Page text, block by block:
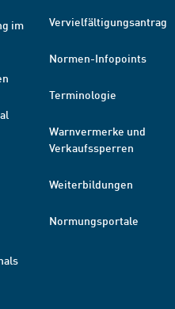
im
Vervielfältigungsantrag
Normen-Infopoints
Terminologie
Warnvermerke und
Verkaufssperren
Weiterbildungen
Normungsportale